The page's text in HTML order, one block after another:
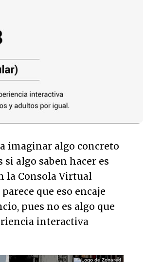
imaginar algo concreto
algo saben hacer es
la Consola Virtual
que eso encaje
pues no es algo que
interactiva